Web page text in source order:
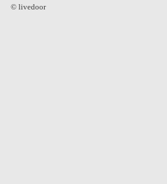
© livedoor